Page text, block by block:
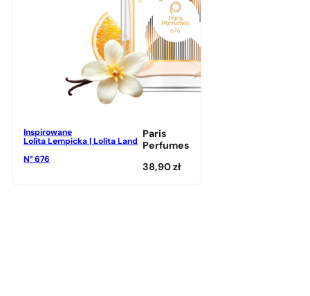
Inspirowane
Lolita Lempicka | Lolita Land
N° 676
Paris
Perfumes
38,90zł